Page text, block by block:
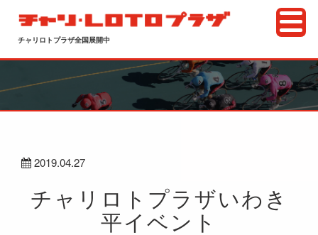
チャリロトプラザ全国展開中
2019.04.27
チャリロトプラザいわき
平イベント